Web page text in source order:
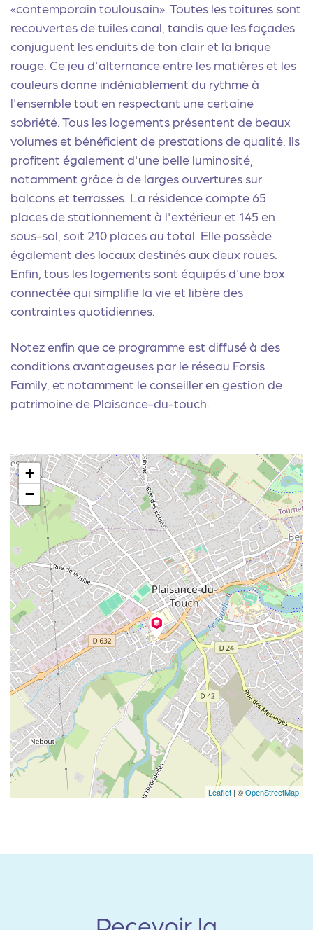
«contemporain toulousain». Toutes les toitures sont
recouvertes de tuiles canal, tandis que les façades
conjuguent les enduits de ton clair et la brique
rouge. Ce jeu d'alternance entre les matières et les
couleurs donne indéniablement du rythme à
l'ensemble tout en respectant une certaine
sobriété. Tous les logements présentent de beaux
volumes et bénéficient de prestations de qualité. Ils
profitent également d'une belle luminosité,
notamment grâce à de larges ouvertures sur
balcons et terrasses. La résidence compte 65
places de stationnement à l'extérieur et 145 en
sous-sol, soit 210 places au total. Elle possède
également des locaux destinés aux deux roues.
Enfin, tous les logements sont équipés d'une box
connectée qui simplifie la vie et libère des
contraintes quotidiennes.
Notez enfin que ce programme est diffusé à des
conditions avantageuses par le réseau Forsis
Family, et notamment leconseiller en gestion de
patrimoine de Plaisance-du-touch
+
−
Leaflet | ©OpenStreetMap